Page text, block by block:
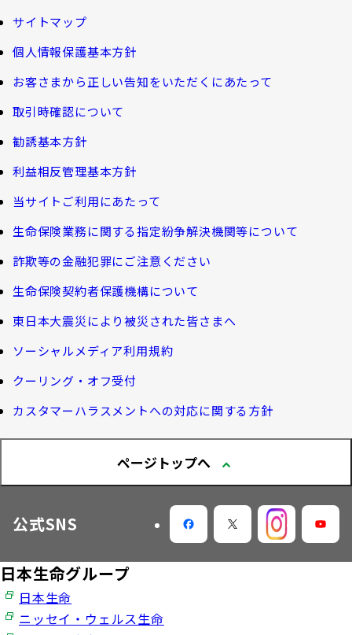
保険料の払込み・貸付金のご返済
マイナンバーカードによるお手続き
その他のお手続き
ご契約者さま向けサービス
諸利率のお知らせ
お客さま宛通知「大樹生命からのお知ら
せ」について
生命保険料控除制度について
Web版「ご契約のしおり－約款」
生命保険について知る
大樹あんしんナビゲーター
福利厚生制度関連
福利厚生制度等
ガイドブック「団体保険における保険金・給付金
のご請求手続きとお支払いについて」
大樹 企業保険ダイレクトシステム（団体保険の
各種照会・お手続きサービス）
団体年金制度関連
団体年金制度
団体年金運用商品
確定給付企業年金オンラインサービス（CPBS）
企業年金の事務再委託先変更について（契約者さ
ま専用サイト）
企業保険特別勘定運用実績照会サービス
大樹生命ブログ
お金について知る
公的保障試算ツール
相続税シミュレーション
教育費シミュレーター
長生き診断
体内環境チェック
認知症について知る
大樹の認知症サポートサービス
認知症コラム
認知機能チェック
大樹らいふ倶楽部紹介
大樹生命について トップ
トップメッセージ
会社情報
業績案内
お客さま本位の業務運営
サステナビリティ経営
機関投資家としての役割
大樹生命 CM紹介
サイトマップ
個人情報保護基本方針
お客さまから正しい告知をいただくにあたって
取引時確認について
勧誘基本方針
利益相反管理基本方針
当サイトご利用にあたって
生命保険業務に関する指定紛争解決機関等について
詐欺等の金融犯罪にご注意ください
生命保険契約者保護機構について
東日本大震災により被災された皆さまへ
ソーシャルメディア利用規約
クーリング・オフ受付
カスタマーハラスメントへの対応に関する方針
ページトップへ
公式SNS
日本生命グループ
日本生命
ニッセイ・ウェルス生命